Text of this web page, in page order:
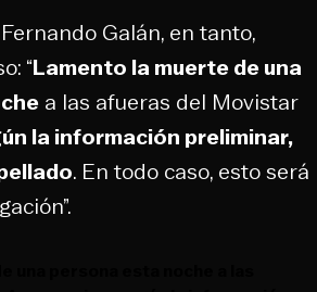
Galán, en tanto,
“Lamento la muerte de una
a las afueras del Movistar
la información preliminar,
. En todo caso, esto será